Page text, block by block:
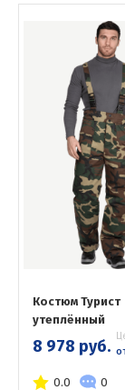
Костюм Турист
утеплённый
8 978 руб.
0.0 0